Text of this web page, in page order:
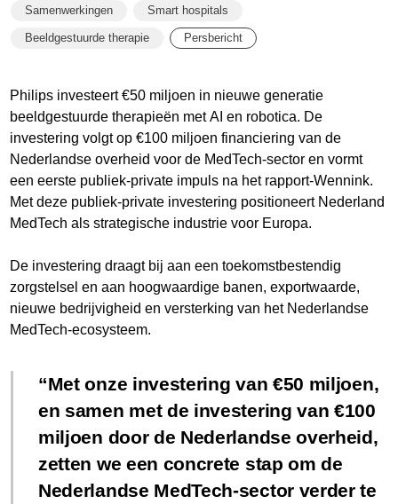
Samenwerkingen Smart hospitals
Beeldgestuurde therapie Persbericht
Philips investeert €50 miljoen in nieuwe generatie
beeldgestuurde therapieën met AI en robotica. De
investering volgt op €100 miljoen financiering van de
Nederlandse overheid voor de MedTech-sector en vormt
een eerste publiek-private impuls na het rapport-Wennink.
Met deze publiek-private investering positioneert Nederland
MedTech als strategische industrie voor Europa.
De investering draagt bij aan een toekomstbestendig
zorgstelsel en aan hoogwaardige banen, exportwaarde,
nieuwe bedrijvigheid en versterking van het Nederlandse
MedTech-ecosysteem.
Met onze investering van €50 miljoen,
en samen met de investering van €100
miljoen door de Nederlandse overheid,
zetten we een concrete stap om de
Nederlandse MedTech-sector verder te